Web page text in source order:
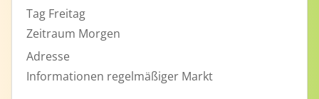
Tag Freitag
Zeitraum Morgen
Adresse
Informationen regelmäßiger Markt